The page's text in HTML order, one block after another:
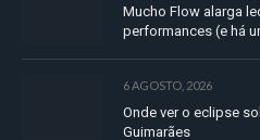
Mucho Flow alarga
performances (e há
6 AGOSTO, 2026
Onde ver o eclipse
Guimarães